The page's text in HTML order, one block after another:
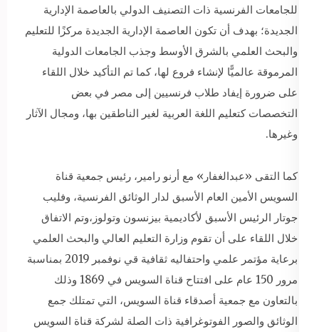
للجامعات الفرنسية ذات التصنيف الدولي بالعاصمة الإدارية
الجديدة؛ بهدف أن تكون العاصمة الإدارية الجديدة مركزًا للتعليم
والبحث العلمي بالشرق الأوسط وجذب الجامعات الدولية
المرموقة عالميًّا لإنشاء فروع لها، كما تم التأكيد خلال اللقاء
على ضرورة إيفاد طلاب فرنسيين إلى مصر في بعض
التخصصات كتعليم اللغة العربية لغير الناطقين بها، ومجال الآثار
وغيرها.
كما التقى «عبدالغفار» مع أرنو رامير، رئيس جمعية قناة
السويس الأمين العام الأسبق لدار الوثائق الفرنسية، وفليب
جوتار الرئيس الأسبق لأكاديمية بيزنسون وتولوز،وتم الاتفاق
خلال اللقاء على أن تقوم وزارة التعليم العالي والبحث العلمي
برعاية مؤتمر علمي واحتفاليه ثقافية قي نوفمبر 2019 بمناسبة
مرور 150 عام على افتتاح قناة السويس في 1869 وذلك
بالتعاون مع جمعية أصدقاء قناة السويس، التي تمتلك جمع
الوثائق والصور الفوتوغرافية ذات الصلة لشركة قناة السويس